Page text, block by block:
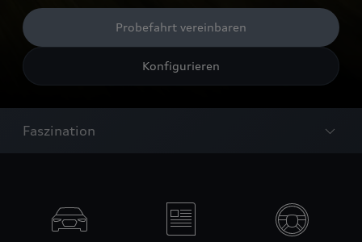
Probefahrt vereinbaren
Konfigurieren
Faszination